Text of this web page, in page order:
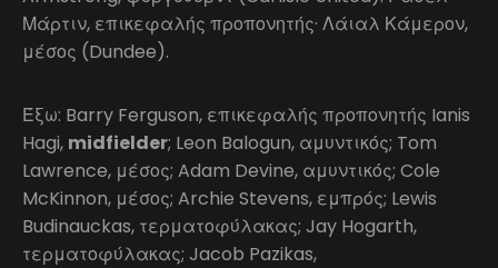
Μάρτιν, επικεφαλής προπονητής· Λάιαλ Κάμερον,
μέσος (Dundee).
Έξω: Barry Ferguson, επικεφαλής προπονητής Ianis
Hagi, midfielder; Leon Balogun, αμυντικός; Tom
Lawrence, μέσος; Adam Devine, αμυντικός; Cole
McKinnon, μέσος; Archie Stevens, εμπρός; Lewis
Budinauckas, τερματοφύλακας; Jay Hogarth,
τερματοφύλακας; Jacob Pazikas,